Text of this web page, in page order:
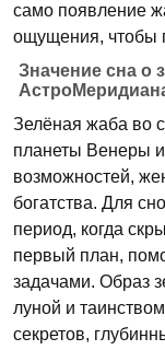
само появление
ощущения, чтобы
Значение сна о
Зелёная жаба во
планеты Венеры
возможностей,
богатства. Для
период, когда
первый план,
задачами. Образ
луной и
секретов,